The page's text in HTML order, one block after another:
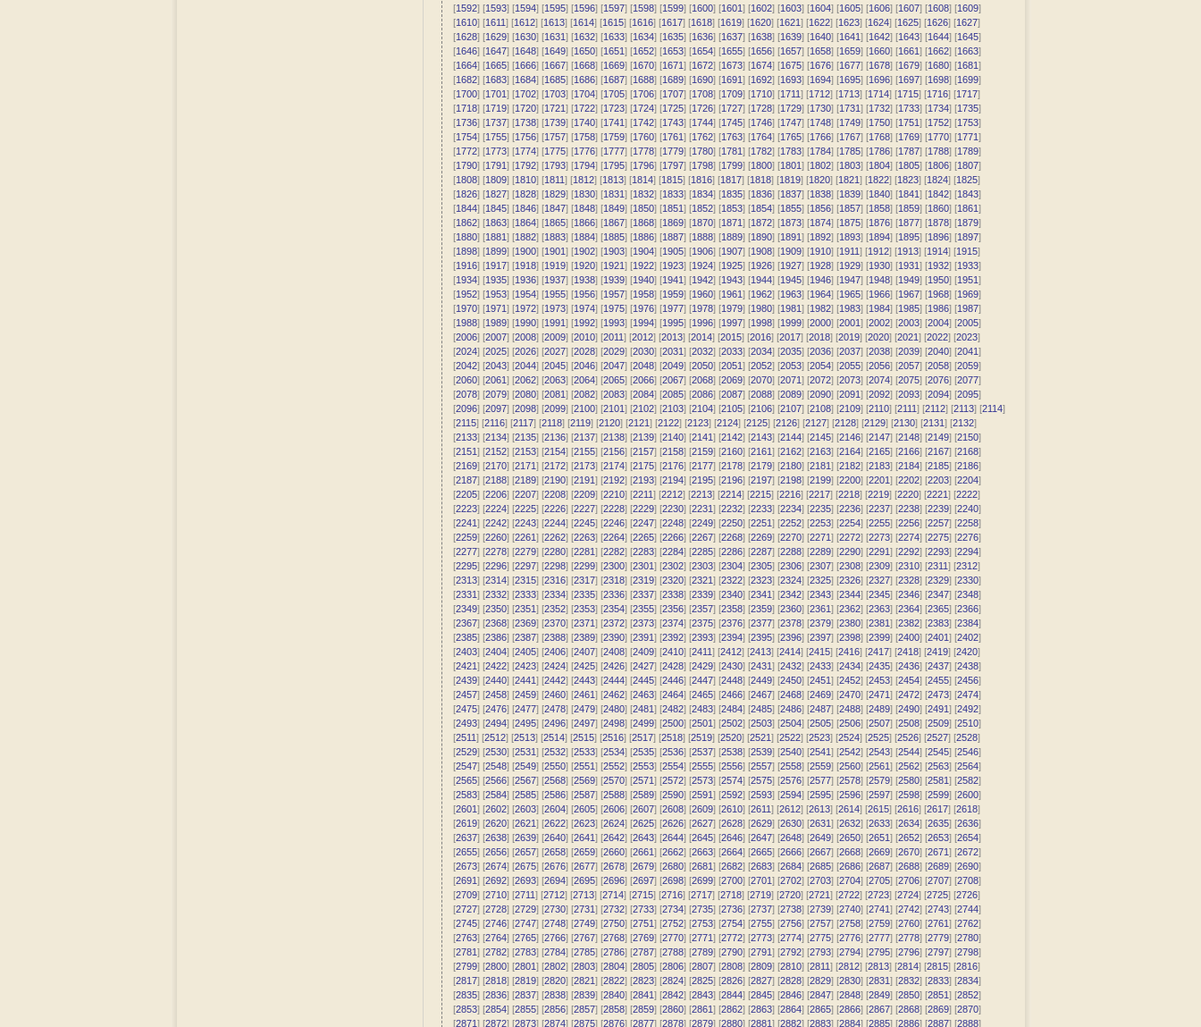
[1592] [1593] [1594] [1595] [1596] [1597] [1598] [1599] [1600] [1601] [1602] [1603] [1604] [1605] [1606] [1607] [1608] [1609]
[1610] [1611] [1612] [1613] [1614] [1615] [1616] [1617] [1618] [1619] [1620] [1621] [1622] [1623] [1624] [1625] [1626] [1627]
[1628] [1629] [1630] [1631] [1632] [1633] [1634] [1635] [1636] [1637] [1638] [1639] [1640] [1641] [1642] [1643] [1644] [1645]
[1646] [1647] [1648] [1649] [1650] [1651] [1652] [1653] [1654] [1655] [1656] [1657] [1658] [1659] [1660] [1661] [1662] [1663]
[1664] [1665] [1666] [1667] [1668] [1669] [1670] [1671] [1672] [1673] [1674] [1675] [1676] [1677] [1678] [1679] [1680] [1681]
[1682] [1683] [1684] [1685] [1686] [1687] [1688] [1689] [1690] [1691] [1692] [1693] [1694] [1695] [1696] [1697] [1698] [1699]
[1700] [1701] [1702] [1703] [1704] [1705] [1706] [1707] [1708] [1709] [1710] [1711] [1712] [1713] [1714] [1715] [1716] [1717]
[1718] [1719] [1720] [1721] [1722] [1723] [1724] [1725] [1726] [1727] [1728] [1729] [1730] [1731] [1732] [1733] [1734] [1735]
[1736] [1737] [1738] [1739] [1740] [1741] [1742] [1743] [1744] [1745] [1746] [1747] [1748] [1749] [1750] [1751] [1752] [1753]
[1754] [1755] [1756] [1757] [1758] [1759] [1760] [1761] [1762] [1763] [1764] [1765] [1766] [1767] [1768] [1769] [1770] [1771]
[1772] [1773] [1774] [1775] [1776] [1777] [1778] [1779] [1780] [1781] [1782] [1783] [1784] [1785] [1786] [1787] [1788] [1789]
[1790] [1791] [1792] [1793] [1794] [1795] [1796] [1797] [1798] [1799] [1800] [1801] [1802] [1803] [1804] [1805] [1806] [1807]
[1808] [1809] [1810] [1811] [1812] [1813] [1814] [1815] [1816] [1817] [1818] [1819] [1820] [1821] [1822] [1823] [1824] [1825]
[1826] [1827] [1828] [1829] [1830] [1831] [1832] [1833] [1834] [1835] [1836] [1837] [1838] [1839] [1840] [1841] [1842] [1843]
[1844] [1845] [1846] [1847] [1848] [1849] [1850] [1851] [1852] [1853] [1854] [1855] [1856] [1857] [1858] [1859] [1860] [1861]
[1862] [1863] [1864] [1865] [1866] [1867] [1868] [1869] [1870] [1871] [1872] [1873] [1874] [1875] [1876] [1877] [1878] [1879]
[1880] [1881] [1882] [1883] [1884] [1885] [1886] [1887] [1888] [1889] [1890] [1891] [1892] [1893] [1894] [1895] [1896] [1897]
[1898] [1899] [1900] [1901] [1902] [1903] [1904] [1905] [1906] [1907] [1908] [1909] [1910] [1911] [1912] [1913] [1914] [1915]
[1916] [1917] [1918] [1919] [1920] [1921] [1922] [1923] [1924] [1925] [1926] [1927] [1928] [1929] [1930] [1931] [1932] [1933]
[1934] [1935] [1936] [1937] [1938] [1939] [1940] [1941] [1942] [1943] [1944] [1945] [1946] [1947] [1948] [1949] [1950] [1951]
[1952] [1953] [1954] [1955] [1956] [1957] [1958] [1959] [1960] [1961] [1962] [1963] [1964] [1965] [1966] [1967] [1968] [1969]
[1970] [1971] [1972] [1973] [1974] [1975] [1976] [1977] [1978] [1979] [1980] [1981] [1982] [1983] [1984] [1985] [1986] [1987]
[1988] [1989] [1990] [1991] [1992] [1993] [1994] [1995] [1996] [1997] [1998] [1999] [2000] [2001] [2002] [2003] [2004] [2005]
[2006] [2007] [2008] [2009] [2010] [2011] [2012] [2013] [2014] [2015] [2016] [2017] [2018] [2019] [2020] [2021] [2022] [2023]
[2024] [2025] [2026] [2027] [2028] [2029] [2030] [2031] [2032] [2033] [2034] [2035] [2036] [2037] [2038] [2039] [2040] [2041]
[2042] [2043] [2044] [2045] [2046] [2047] [2048] [2049] [2050] [2051] [2052] [2053] [2054] [2055] [2056] [2057] [2058] [2059]
[2060] [2061] [2062] [2063] [2064] [2065] [2066] [2067] [2068] [2069] [2070] [2071] [2072] [2073] [2074] [2075] [2076] [2077]
[2078] [2079] [2080] [2081] [2082] [2083] [2084] [2085] [2086] [2087] [2088] [2089] [2090] [2091] [2092] [2093] [2094] [2095]
[2096] [2097] [2098] [2099] [2100] [2101] [2102] [2103] [2104] [2105] [2106] [2107] [2108] [2109] [2110] [2111] [2112] [2113] [2114]
[2115] [2116] [2117] [2118] [2119] [2120] [2121] [2122] [2123] [2124] [2125] [2126] [2127] [2128] [2129] [2130] [2131] [2132]
[2133] [2134] [2135] [2136] [2137] [2138] [2139] [2140] [2141] [2142] [2143] [2144] [2145] [2146] [2147] [2148] [2149] [2150]
[2151] [2152] [2153] [2154] [2155] [2156] [2157] [2158] [2159] [2160] [2161] [2162] [2163] [2164] [2165] [2166] [2167] [2168]
[2169] [2170] [2171] [2172] [2173] [2174] [2175] [2176] [2177] [2178] [2179] [2180] [2181] [2182] [2183] [2184] [2185] [2186]
[2187] [2188] [2189] [2190] [2191] [2192] [2193] [2194] [2195] [2196] [2197] [2198] [2199] [2200] [2201] [2202] [2203] [2204]
[2205] [2206] [2207] [2208] [2209] [2210] [2211] [2212] [2213] [2214] [2215] [2216] [2217] [2218] [2219] [2220] [2221] [2222]
[2223] [2224] [2225] [2226] [2227] [2228] [2229] [2230] [2231] [2232] [2233] [2234] [2235] [2236] [2237] [2238] [2239] [2240]
[2241] [2242] [2243] [2244] [2245] [2246] [2247] [2248] [2249] [2250] [2251] [2252] [2253] [2254] [2255] [2256] [2257] [2258]
[2259] [2260] [2261] [2262] [2263] [2264] [2265] [2266] [2267] [2268] [2269] [2270] [2271] [2272] [2273] [2274] [2275] [2276]
[2277] [2278] [2279] [2280] [2281] [2282] [2283] [2284] [2285] [2286] [2287] [2288] [2289] [2290] [2291] [2292] [2293] [2294]
[2295] [2296] [2297] [2298] [2299] [2300] [2301] [2302] [2303] [2304] [2305] [2306] [2307] [2308] [2309] [2310] [2311] [2312]
[2313] [2314] [2315] [2316] [2317] [2318] [2319] [2320] [2321] [2322] [2323] [2324] [2325] [2326] [2327] [2328] [2329] [2330]
[2331] [2332] [2333] [2334] [2335] [2336] [2337] [2338] [2339] [2340] [2341] [2342] [2343] [2344] [2345] [2346] [2347] [2348]
[2349] [2350] [2351] [2352] [2353] [2354] [2355] [2356] [2357] [2358] [2359] [2360] [2361] [2362] [2363] [2364] [2365] [2366]
[2367] [2368] [2369] [2370] [2371] [2372] [2373] [2374] [2375] [2376] [2377] [2378] [2379] [2380] [2381] [2382] [2383] [2384]
[2385] [2386] [2387] [2388] [2389] [2390] [2391] [2392] [2393] [2394] [2395] [2396] [2397] [2398] [2399] [2400] [2401] [2402]
[2403] [2404] [2405] [2406] [2407] [2408] [2409] [2410] [2411] [2412] [2413] [2414] [2415] [2416] [2417] [2418] [2419] [2420]
[2421] [2422] [2423] [2424] [2425] [2426] [2427] [2428] [2429] [2430] [2431] [2432] [2433] [2434] [2435] [2436] [2437] [2438]
[2439] [2440] [2441] [2442] [2443] [2444] [2445] [2446] [2447] [2448] [2449] [2450] [2451] [2452] [2453] [2454] [2455] [2456]
[2457] [2458] [2459] [2460] [2461] [2462] [2463] [2464] [2465] [2466] [2467] [2468] [2469] [2470] [2471] [2472] [2473] [2474]
[2475] [2476] [2477] [2478] [2479] [2480] [2481] [2482] [2483] [2484] [2485] [2486] [2487] [2488] [2489] [2490] [2491] [2492]
[2493] [2494] [2495] [2496] [2497] [2498] [2499] [2500] [2501] [2502] [2503] [2504] [2505] [2506] [2507] [2508] [2509] [2510]
[2511] [2512] [2513] [2514] [2515] [2516] [2517] [2518] [2519] [2520] [2521] [2522] [2523] [2524] [2525] [2526] [2527] [2528]
[2529] [2530] [2531] [2532] [2533] [2534] [2535] [2536] [2537] [2538] [2539] [2540] [2541] [2542] [2543] [2544] [2545] [2546]
[2547] [2548] [2549] [2550] [2551] [2552] [2553] [2554] [2555] [2556] [2557] [2558] [2559] [2560] [2561] [2562] [2563] [2564]
[2565] [2566] [2567] [2568] [2569] [2570] [2571] [2572] [2573] [2574] [2575] [2576] [2577] [2578] [2579] [2580] [2581] [2582]
[2583] [2584] [2585] [2586] [2587] [2588] [2589] [2590] [2591] [2592] [2593] [2594] [2595] [2596] [2597] [2598] [2599] [2600]
[2601] [2602] [2603] [2604] [2605] [2606] [2607] [2608] [2609] [2610] [2611] [2612] [2613] [2614] [2615] [2616] [2617] [2618]
[2619] [2620] [2621] [2622] [2623] [2624] [2625] [2626] [2627] [2628] [2629] [2630] [2631] [2632] [2633] [2634] [2635] [2636]
[2637] [2638] [2639] [2640] [2641] [2642] [2643] [2644] [2645] [2646] [2647] [2648] [2649] [2650] [2651] [2652] [2653] [2654]
[2655] [2656] [2657] [2658] [2659] [2660] [2661] [2662] [2663] [2664] [2665] [2666] [2667] [2668] [2669] [2670] [2671] [2672]
[2673] [2674] [2675] [2676] [2677] [2678] [2679] [2680] [2681] [2682] [2683] [2684] [2685] [2686] [2687] [2688] [2689] [2690]
[2691] [2692] [2693] [2694] [2695] [2696] [2697] [2698] [2699] [2700] [2701] [2702] [2703] [2704] [2705] [2706] [2707] [2708]
[2709] [2710] [2711] [2712] [2713] [2714] [2715] [2716] [2717] [2718] [2719] [2720] [2721] [2722] [2723] [2724] [2725] [2726]
[2727] [2728] [2729] [2730] [2731] [2732] [2733] [2734] [2735] [2736] [2737] [2738] [2739] [2740] [2741] [2742] [2743] [2744]
[2745] [2746] [2747] [2748] [2749] [2750] [2751] [2752] [2753] [2754] [2755] [2756] [2757] [2758] [2759] [2760] [2761] [2762]
[2763] [2764] [2765] [2766] [2767] [2768] [2769] [2770] [2771] [2772] [2773] [2774] [2775] [2776] [2777] [2778] [2779] [2780]
[2781] [2782] [2783] [2784] [2785] [2786] [2787] [2788] [2789] [2790] [2791] [2792] [2793] [2794] [2795] [2796] [2797] [2798]
[2799] [2800] [2801] [2802] [2803] [2804] [2805] [2806] [2807] [2808] [2809] [2810] [2811] [2812] [2813] [2814] [2815] [2816]
[2817] [2818] [2819] [2820] [2821] [2822] [2823] [2824] [2825] [2826] [2827] [2828] [2829] [2830] [2831] [2832] [2833] [2834]
[2835] [2836] [2837] [2838] [2839] [2840] [2841] [2842] [2843] [2844] [2845] [2846] [2847] [2848] [2849] [2850] [2851] [2852]
[2853] [2854] [2855] [2856] [2857] [2858] [2859] [2860] [2861] [2862] [2863] [2864] [2865] [2866] [2867] [2868] [2869] [2870]
[2871] [2872] [2873] [2874] [2875] [2876] [2877] [2878] [2879] [2880] [2881] [2882] [2883] [2884] [2885] [2886] [2887] [2888]